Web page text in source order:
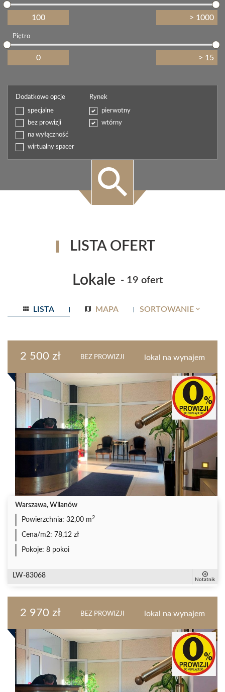
Piętro
Dodatkowe opcje
specjalne
bez prowizji
na wyłączność
wirtualny spacer
Rynek
pierwotny
wtórny
LISTA OFERT
Lokale - 19 ofert
LISTA MAPA SORTOWANIE
2 500 zł BEZ PROWIZJI lokal na wynajem
Warszawa, Wilanów
Powierzchnia: 32,00 m2
Cena/m2: 78,12 zł
Pokoje: 8 pokoi
LW-83068
Notatnik
2 970 zł BEZ PROWIZJI lokal na wynajem